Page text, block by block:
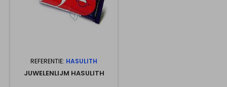
REFERENTIE: HASULITH
JUWELENLIJM HASULITH